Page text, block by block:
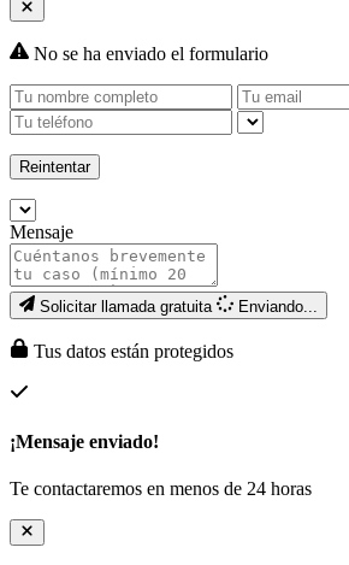
No se ha enviado el formulario
Reintentar
Mensaje
Solicitar llamada gratuita Enviando...
Tus datos están protegidos
¡Mensaje enviado!
Te contactaremos en menos de 24 horas